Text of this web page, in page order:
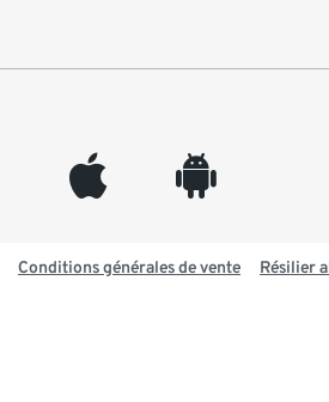
appleinc android
Conditions générales de vente Résilier